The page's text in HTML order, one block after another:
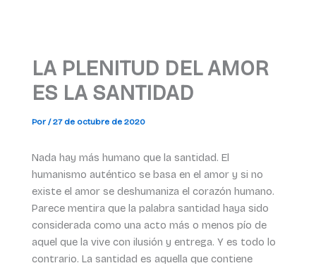
LA PLENITUD DEL AMOR
ES LA SANTIDAD
Por /27 de octubre de 2020
Nada hay más humano que la santidad. El
humanismo auténtico se basa en el amor y si no
existe el amor se deshumaniza el corazón humano.
Parece mentira que la palabra santidad haya sido
considerada como una acto más o menos pío de
aquel que la vive con ilusión y entrega. Y es todo lo
contrario. La santidad es aquella que contiene